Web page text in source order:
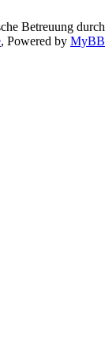
Betreuung durch
, Powered by MyBB